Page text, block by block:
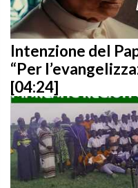
Intenzione del
“Per
[04:24]